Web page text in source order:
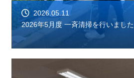
2026.05.11
2026年5月度 一斉清掃を行いました